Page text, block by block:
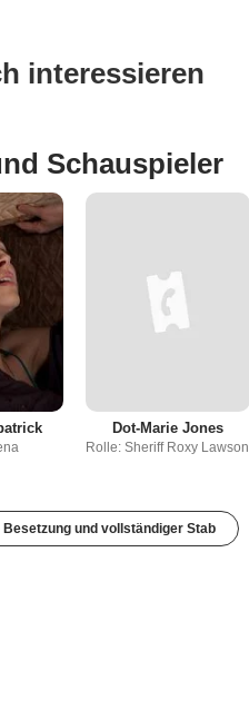
interessieren
Schauspieler
Dot-Marie Jones
Rolle: Sheriff Roxy Lawson
Besetzung und vollständiger Stab